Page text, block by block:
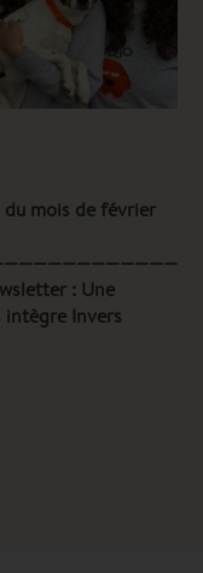
mois de février
: Une
intègre Invers